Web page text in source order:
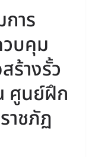
าร
บคุม
ร้างรั้ว
ศูนย์ฝึก
าชภัฏ